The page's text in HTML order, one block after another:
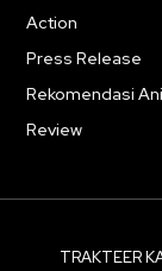
Action
Press Release
Rekomendasi
Review
TRAKTEER